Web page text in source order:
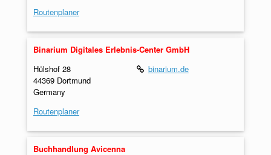
Routenplaner
Binarium Digitales Erlebnis-Center GmbH
Hülshof 28
44369 Dortmund
Germany
Routenplaner
binarium.de
Buchhandlung Avicenna